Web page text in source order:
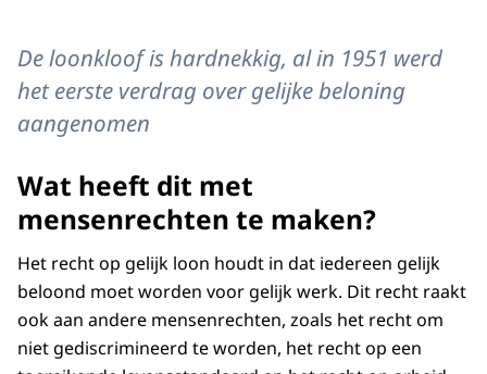
De loonkloof is hardnekkig, al in 1951 werd
het eerste verdrag over gelijke beloning
aangenomen
Wat heeft dit met
mensenrechten te maken?
Het recht op gelijk loon houdt in dat iedereen gelijk
beloond moet worden voor gelijk werk. Dit recht raakt
ook aan andere mensenrechten, zoals het recht om
niet gediscrimineerd te worden, het recht op een